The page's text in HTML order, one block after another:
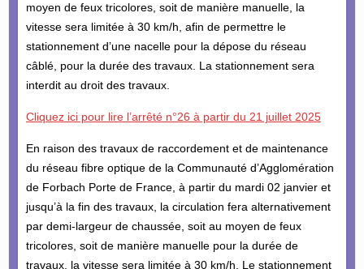
moyen de feux tricolores, soit de manière manuelle, la
vitesse sera limitée à 30 km/h, afin de permettre le
stationnement d’une nacelle pour la dépose du réseau
câblé, pour la durée des travaux. La stationnement sera
interdit au droit des travaux.
Cliquez ici pour lire l’arrêté n°26 à partir du 21 juillet 2025
En raison des travaux de raccordement et de maintenance
du réseau fibre optique de la Communauté d’Agglomération
de Forbach Porte de France, à partir du mardi 02 janvier et
jusqu’à la fin des travaux, la circulation fera alternativement
par demi-largeur de chaussée, soit au moyen de feux
tricolores, soit de manière manuelle pour la durée de
travaux, la vitesse sera limitée à 30 km/h. Le stationnement